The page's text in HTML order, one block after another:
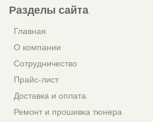
Разделы сайта
Главная
О компании
Сотрудничество
Прайс-лист
Доставка и оплата
Ремонт и прошивка тюнера